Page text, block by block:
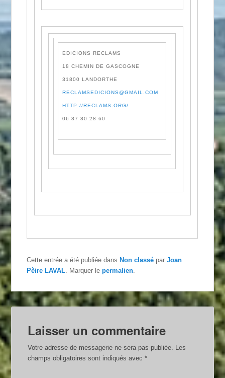
EDICIONS RECLAMS
18 CHEMIN DE GASCOGNE
31800 LANDORTHE
RECLAMSEDICIONS@GMAIL.COM
HTTP://RECLAMS.ORG/
06 87 80 28 60
Cette entrée a été publiée dansNon classé parJoan
Pèire LAVAL . Marquer lepermalien
Laisser un commentaire
Votre adresse de messagerie ne sera pas publiée. Les
champs obligatoires sont indiqués avec*